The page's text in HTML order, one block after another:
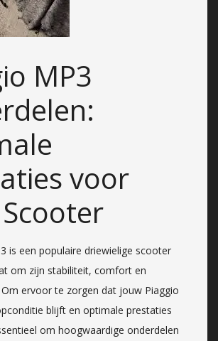
MP3
voor
is een populaire driewielige scooter
om zijn stabiliteit, comfort en
ervoor te zorgen dat jouw Piaggio
blijft en optimale prestaties
om hoogwaardige onderdelen